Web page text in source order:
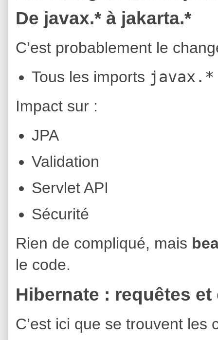
De javax.* à jakarta.*
C’est probablement le
Tous les imports javax.*
Impact sur :
JPA
Validation
Servlet API
Sécurité
Rien de compliqué, mais
le code.
Hibernate : requêtes
C’est ici que se trouvent